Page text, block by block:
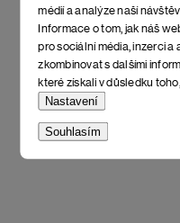
médií a analýze naší
Informace o tom, jak náš
pro sociální média, inzerci a
zkombinovat s dalšími
které získali v důsledku
Nastavení
Souhlasím